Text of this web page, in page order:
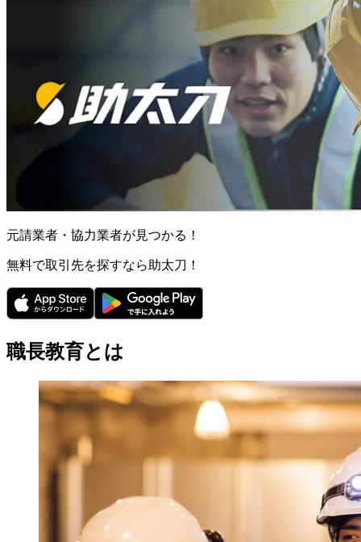
元請業者・協力業者が見つかる！
無料で取引先を探すなら助太刀！
職長教育とは